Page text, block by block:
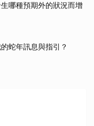
哪種預期外的狀況而增
蛇年訊息與指引？